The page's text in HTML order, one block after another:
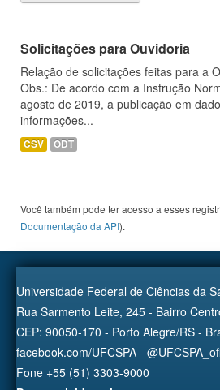
Solicitações para Ouvidoria
Relação de solicitações feitas para a
Obs.: De acordo com a Instrução
agosto de 2019, a publicação em
informações...
CSV ODT
Você também pode ter acesso a esses
Documentação da API).
Universidade Federal de Ciências da
Rua Sarmento Leite, 245 - Bairro
CEP: 90050-170 - Porto Alegre/RS -
facebook.com/UFCSPA -
Fone +55 (51) 3303-9000